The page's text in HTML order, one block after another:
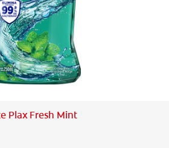
CHEQUEO DE SALUD BUCAL
CORRESPONDENCIA DE PRODUCTOS
PARA PROFESIONALES
Plax Fresh Mint